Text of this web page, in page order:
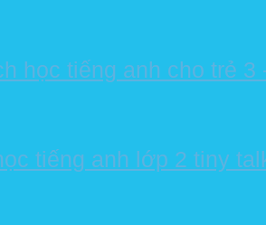
học tiếng anh cho trẻ
tiếng anh lớp 2 tiny